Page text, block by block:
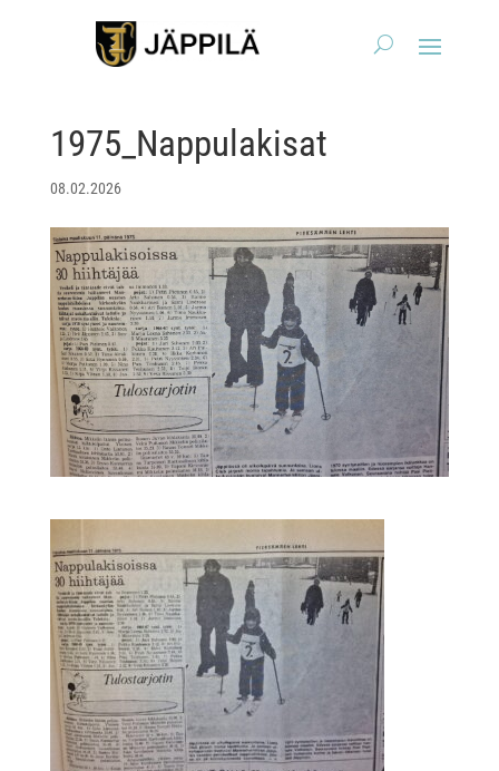
1975_Nappulakisat
08.02.2026